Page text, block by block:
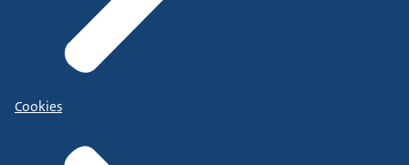
Cookies